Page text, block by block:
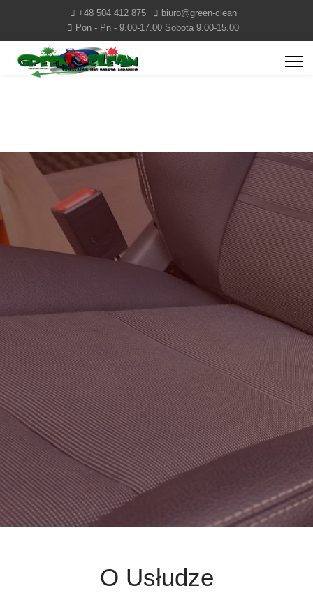
+48 504 412 875
biuro@green-clean
Pon - Pn - 9.00-17.00 Sobota 9.00-15.00
O Usłudze